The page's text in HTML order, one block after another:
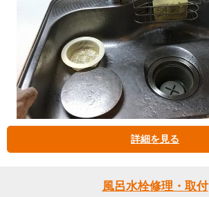
詳細を見る
風呂水栓修理・取付